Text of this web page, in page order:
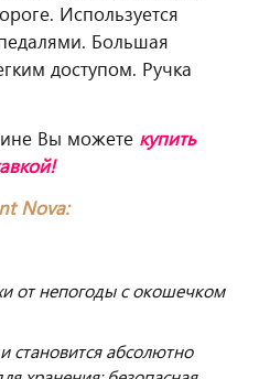
Используется
Большая
доступом. Ручка
Вы можете купить
Nova:
от непогоды с окошечком
становится абсолютно